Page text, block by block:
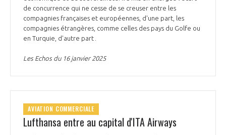
de concurrence qui ne cesse de se creuser entre les
compagnies françaises et européennes, d'une part, les
compagnies étrangères, comme celles des pays du Golfe ou
en Turquie, d'autre part .
Les Echos du 16 janvier 2025
AVIATION COMMERCIALE
Lufthansa entre au capital d'ITA Airways